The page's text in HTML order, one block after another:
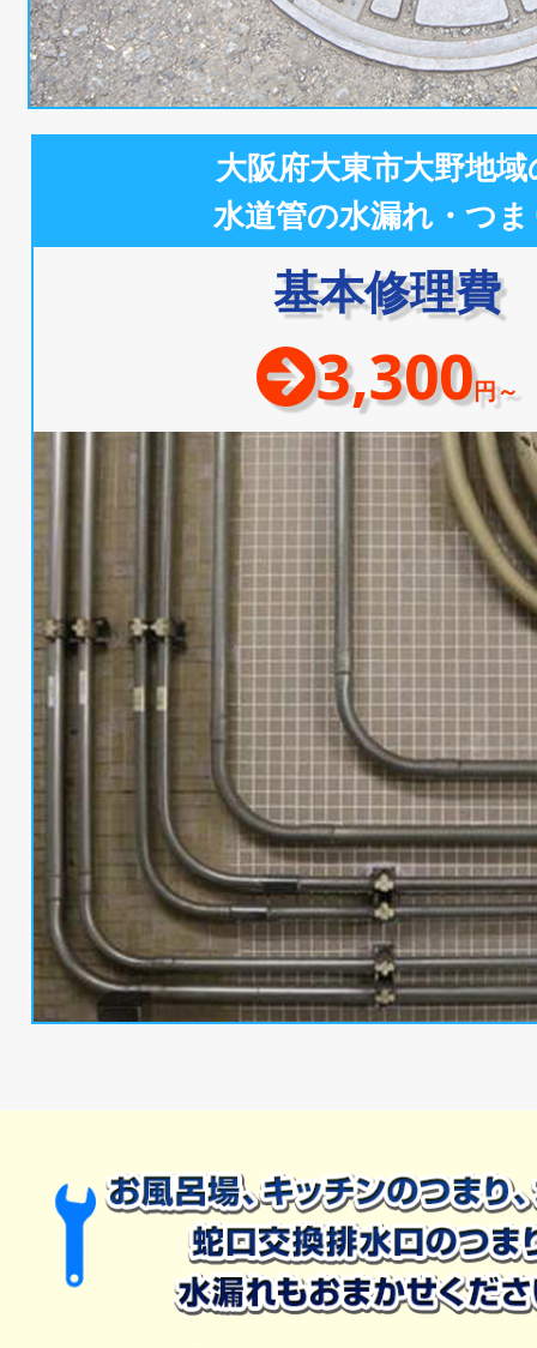
大阪府大東市大野地域
水道管の水漏れ・つ
基本修理費
3,300円～